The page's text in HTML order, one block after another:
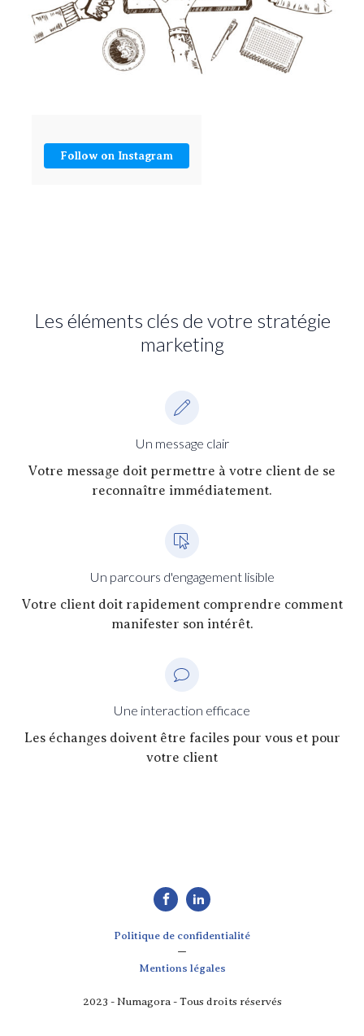
Follow on Instagram
Les éléments clés de votre stratégie
marketing
Un message clair
Votre message doit permettre à votre client de se
reconnaître immédiatement.
Un parcours d'engagement lisible
Votre client doit rapidement comprendre comment
manifester son intérêt.
Une interaction efficace
Les échanges doivent être faciles pour vous et pour
votre client
Politique de confidentialité
—
Mentions légales
2023 - Numagora - Tous droits réservés